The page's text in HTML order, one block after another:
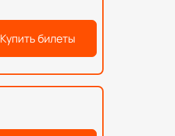
Купить билеты